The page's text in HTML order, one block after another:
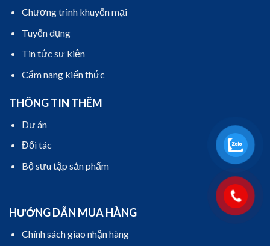
Chương trình khuyến mại
Tuyển dụng
Tin tức sự kiện
Cẩm nang kiến thức
THÔNG TIN THÊM
Dự án
Đối tác
Bộ sưu tập sản phẩm
HƯỚNG DẪN MUA HÀNG
Chính sách giao nhận hàng